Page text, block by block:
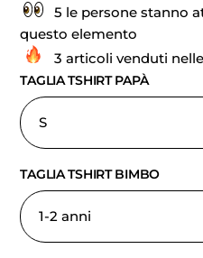
5 le persone stanno
questo elemento
3 articoli venduti
TAGLIA TSHIRT PAPÀ
TAGLIA TSHIRT BIMBO